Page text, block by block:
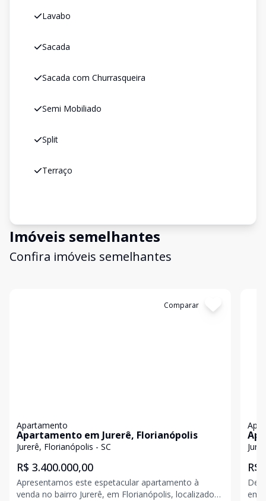
Lavabo
Sacada
Sacada com Churrasqueira
Semi Mobiliado
Split
Terraço
Imóveis semelhantes
Confira imóveis semelhantes
Comparar
Apartamento
Apartamento em Jurerê, Florianópolis
Jurerê, Florianópolis - SC
R$ 3.400.000,00
Apresentamos este espetacular apartamento à
venda no bairro Jurerê, em Florianópolis, localizado
R$